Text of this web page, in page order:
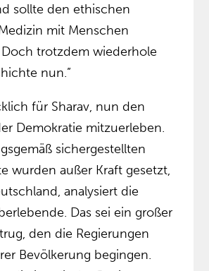
sollte den ethischen
mit Menschen
trotzdem wiederhole
nun.”
für Sharav, nun den
Demokratie mitzuerleben.
sichergestellten
wurden außer Kraft gesetzt,
analysiert die
Das sei ein großer
den die Regierungen
Bevölkerung begingen.